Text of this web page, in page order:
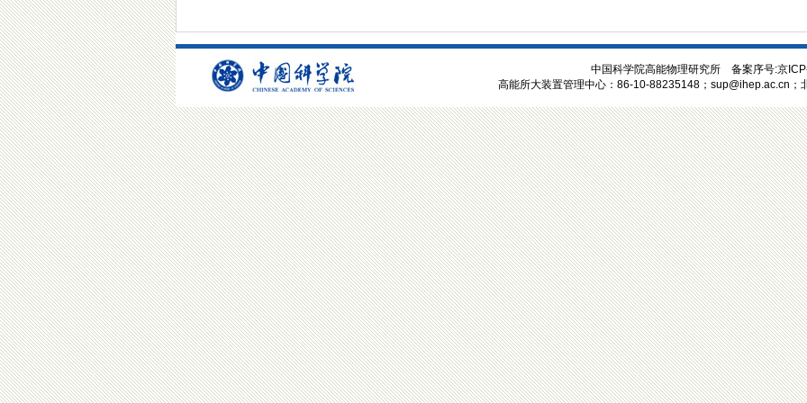
中国科学院高能物理研究所 备案序号:京
高能所大装置管理中心：86-10-88235148；sup@ihep.ac.cn；